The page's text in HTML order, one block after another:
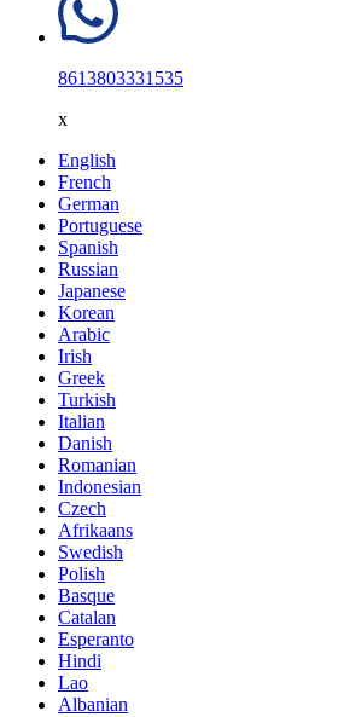
8613803331535
x
English
French
German
Portuguese
Spanish
Russian
Japanese
Korean
Arabic
Irish
Greek
Turkish
Italian
Danish
Romanian
Indonesian
Czech
Afrikaans
Swedish
Polish
Basque
Catalan
Esperanto
Hindi
Lao
Albanian